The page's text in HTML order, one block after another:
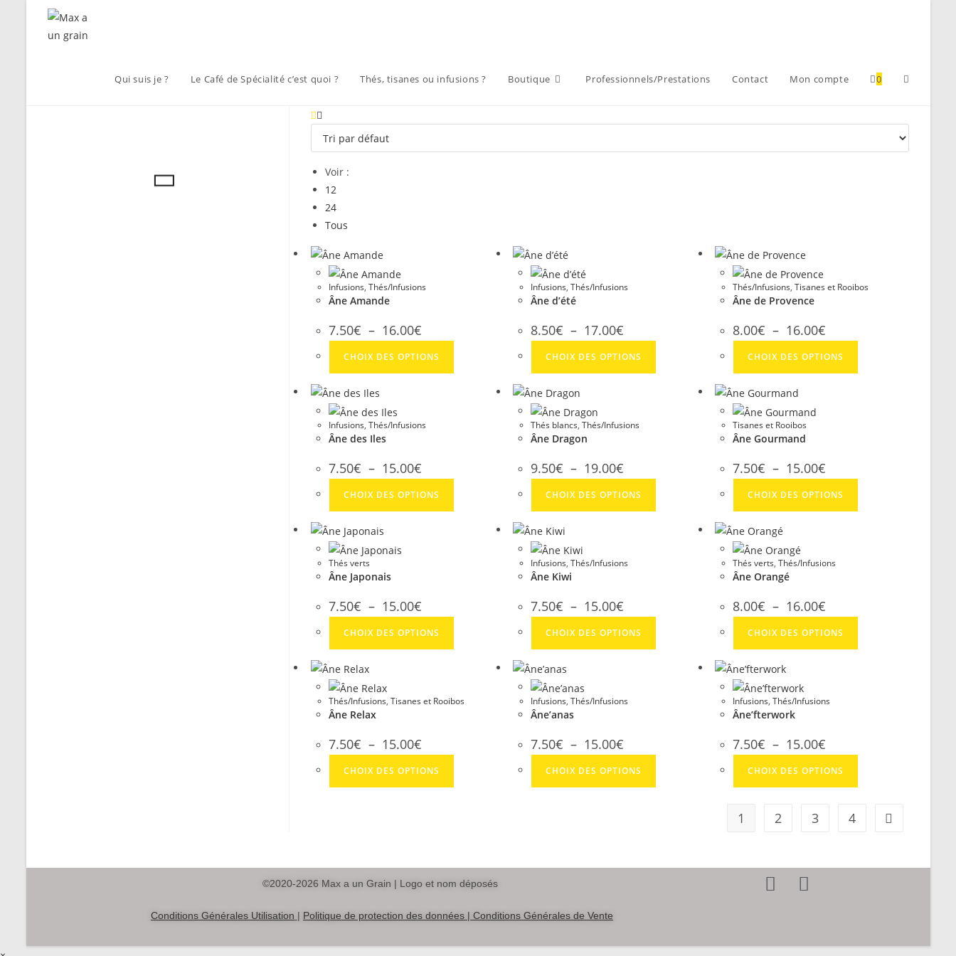
Qui suis je ? Le Café de Spécialité c’est quoi ? Thés, tisanes ou infusions ? Boutique Professionnels/Prestations Contact Mon compte 0
Voir :
12
24
Tous
Infusions, Thés/Infusions
Âne Amande
7.50€ – 16.00€
CHOIX DES OPTIONS
Infusions,Thés/Infusions
Âne d’été
8.50€ – 17.00€
CHOIX DES OPTIONS
Thés/Infusions,Tisanes et Rooibos
Âne de Provence
8.00€ – 16.00€
CHOIX DES OPTIONS
Infusions, Thés/Infusions
Âne des Iles
7.50€ – 15.00€
CHOIX DES OPTIONS
Thés blancs,Thés/Infusions
Âne Dragon
9.50€ – 19.00€
CHOIX DES OPTIONS
Tisanes et Rooibos
Âne Gourmand
7.50€ – 15.00€
CHOIX DES OPTIONS
Thés verts
Âne Japonais
7.50€ – 15.00€
CHOIX DES OPTIONS
Infusions,Thés/Infusions
Âne Kiwi
7.50€ – 15.00€
CHOIX DES OPTIONS
Thés verts,Thés/Infusions
Âne Orangé
8.00€ – 16.00€
CHOIX DES OPTIONS
Thés/Infusions, Tisanes et Rooibos
Âne Relax
7.50€ – 15.00€
CHOIX DES OPTIONS
Infusions,Thés/Infusions
Âne’anas
7.50€ – 15.00€
CHOIX DES OPTIONS
Infusions,Thés/Infusions
Âne’fterwork
7.50€ – 15.00€
CHOIX DES OPTIONS
1 2 3 4
©2020-2026 Max a un Grain | Logo et nom déposés
Conditions Générales Utilisation | Politique de protection des données | Conditions Générales de Vente